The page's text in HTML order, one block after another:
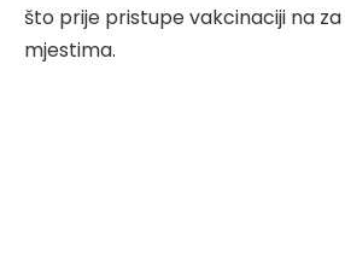
što prije pristupe vakcinaciji na
mjestima.